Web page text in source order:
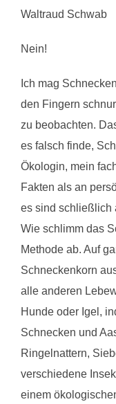
Waltraud Schwab
Nein!
Ich mag
den Fingern
zu beobachten.
es falsch finde,
Ökologin, mein
Fakten als an
es sind schließlich
Wie schlimm das
Methode ab. Auf
Schneckenkorn
alle anderen
Hunde oder Igel,
Schnecken und
Ringelnattern,
verschiedene
einem